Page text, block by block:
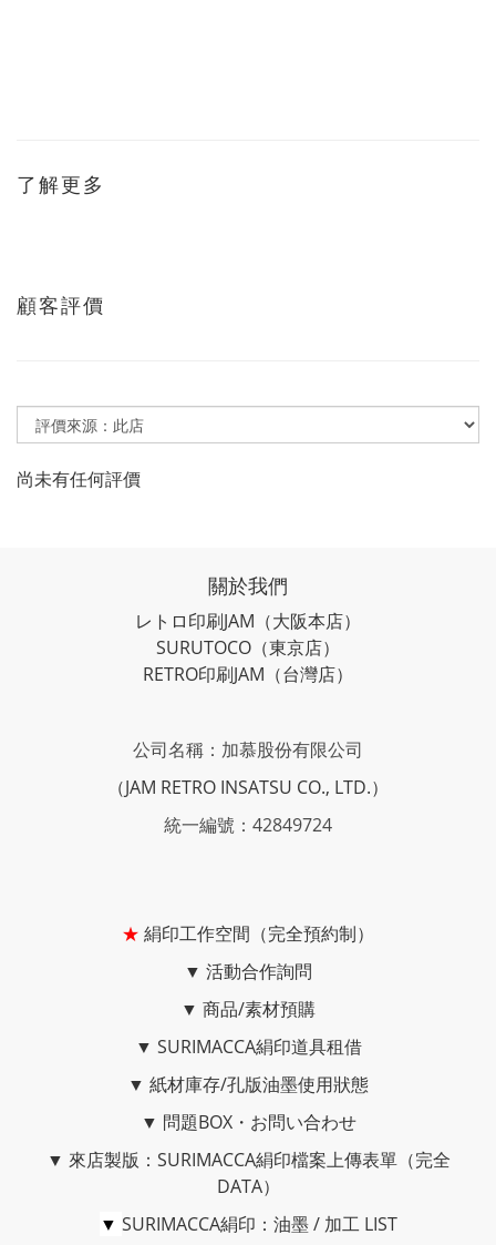
了解更多
顧客評價
尚未有任何評價
關於我們
レトロ印刷JAM （大阪本店）
SURUTOCO （東京店）
RETRO印刷JAM （台灣店）
公司名稱：加慕股份有限公司
（JAM RETRO INSATSU CO., LTD.）
統一編號：42849724
★ 絹印工作空間（完全預約制）
▼ 活動合作詢問
▼ 商品/素材預購
▼ SURIMACCA絹印道具租借
▼ 紙材庫存/孔版油墨使用狀態
▼ 問題BOX・お問い合わせ
▼ 來店製版：SURIMACCA絹印檔案上傳表單（完全
DATA）
▼ SURIMACCA絹印：油墨 / 加工 LIST